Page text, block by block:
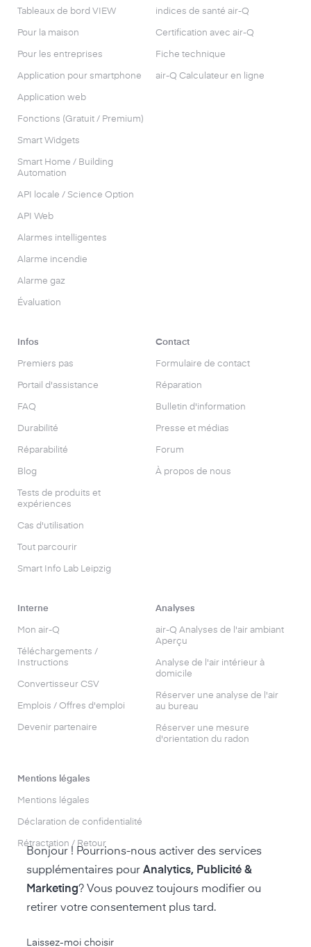
Tableaux de bord VIEW
Pour la maison
Pour les entreprises
Application pour smartphone
Application web
Fonctions (Gratuit / Premium)
Smart Widgets
Smart Home / Building
Automation
API locale / Science Option
API Web
Alarmes intelligentes
Alarme incendie
Alarme gaz
Évaluation
indices de santé air-Q
Certification avec air-Q
Fiche technique
air-Q Calculateur en ligne
Infos
Premiers pas
Portail d'assistance
FAQ
Durabilité
Réparabilité
Blog
Tests de produits et
expériences
Cas d'utilisation
Tout parcourir
Smart Info Lab Leipzig
Contact
Formulaire de contact
Réparation
Bulletin d'information
Presse et médias
Forum
À propos de nous
Interne
Mon air-Q
Téléchargements /
Instructions
Convertisseur CSV
Emplois / Offres d'emploi
Devenir partenaire
Analyses
air-Q Analyses de l'air ambiant
Aperçu
Analyse de l'air intérieur à
domicile
Réserver une analyse de l'air
au bureau
Réserver une mesure
d'orientation du radon
Mentions légales
Mentions légales
Déclaration de confidentialité
Rétractation / Retour
Bonjour ! Pourrions-nous activer des services
supplémentaires pour Analytics, Publicité &
Marketing? Vous pouvez toujours modifier ou
retirer votre consentement plus tard.
Laissez-moi choisir